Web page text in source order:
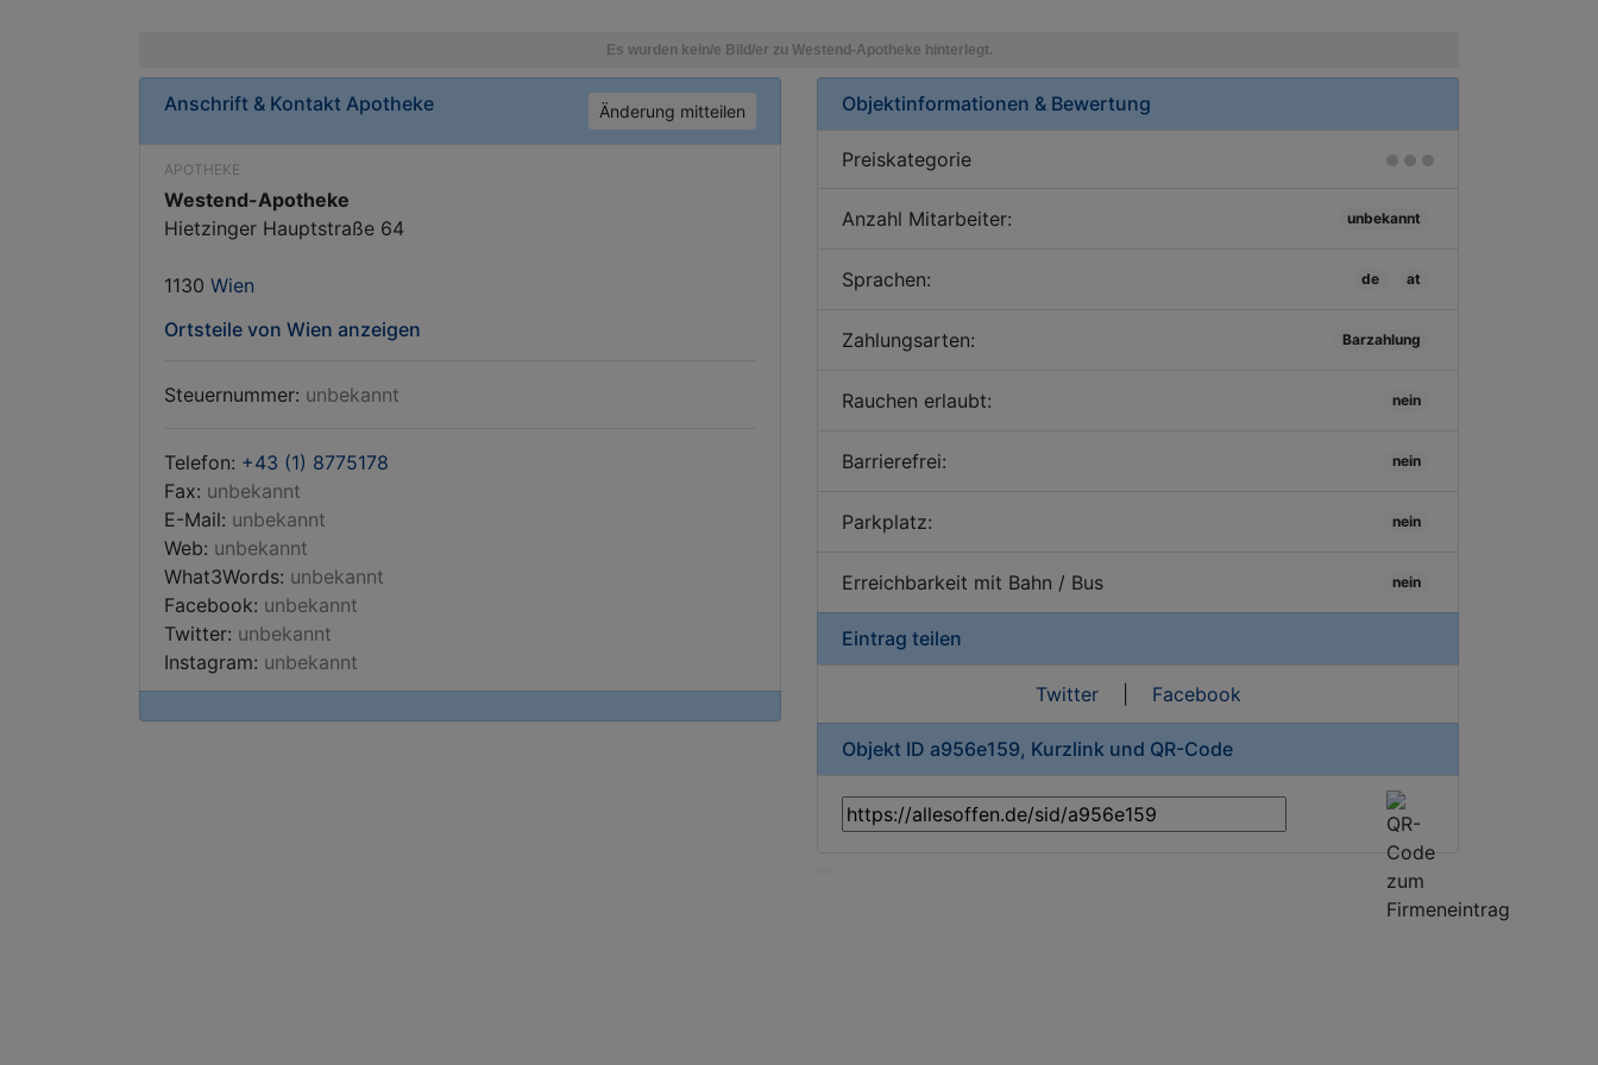
Anschrift & Kontakt Apotheke Änderung mitteilen
APOTHEKE
Westend-Apotheke
Hietzinger Hauptstraße 64
1130 Wien
Ortsteile von Wien anzeigen
Steuernummer: unbekannt
Telefon: +43 (1) 8775178
Fax: unbekannt
E-Mail: unbekannt
Web: unbekannt
What3Words: unbekannt
Facebook: unbekannt
Twitter: unbekannt
Instagram: unbekannt
Objektinformationen & Bewertung
Preiskategorie
Anzahl Mitarbeiter: unbekannt
Sprachen: de at
Zahlungsarten: Barzahlung
Rauchen erlaubt: nein
Barrierefrei: nein
Parkplatz: nein
Erreichbarkeit mit Bahn / Bus nein
Eintrag teilen
Twitter| Facebook
Objekt ID a956e159, Kurzlink und QR-Code